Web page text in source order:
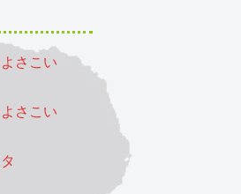
さこい
さこい